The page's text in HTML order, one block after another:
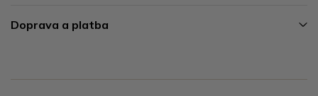
Doprava a platba